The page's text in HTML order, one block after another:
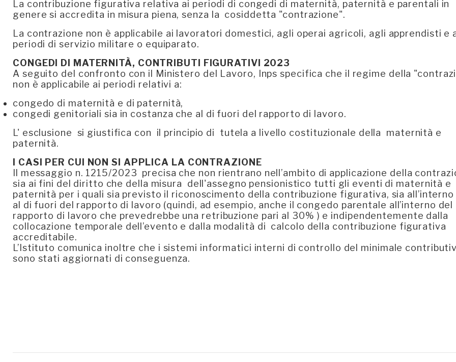
La contribuzione figurativa relativa ai periodi di congedi di maternità, paternità e parentali in
genere si accredita in misura piena, senza la cosiddetta "contrazione".
La contrazione non è applicabile ai lavoratori domestici, agli operai agricoli, agli apprendisti e
periodi di servizio militare o equiparato.
CONGEDI DI MATERNITÀ, CONTRIBUTI FIGURATIVI 2023
A seguito del confronto con il Ministero del Lavoro, Inps specifica che il regime della
non è applicabile ai periodi relativi a:
congedo di maternità e di paternità,
congedi genitoriali sia in costanza che al di fuori del rapporto di lavoro.
L' esclusione si giustifica con il principio di tutela a livello costituzionale della maternità e
paternità.
I CASI PER CUI NON SI APPLICA LA CONTRAZIONE
Il messaggio n. 1215/2023 precisa che non rientrano nell’ambito di applicazione della
sia ai fini del diritto che della misura dell'assegno pensionistico tutti gli eventi di maternità e
paternità per i quali sia previsto il riconoscimento della contribuzione figurativa, sia all’interno
al di fuori del rapporto di lavoro (quindi, ad esempio, anche il congedo parentale all’interno del
rapporto di lavoro che prevedrebbe una retribuzione pari al 30% ) e indipendentemente dalla
collocazione temporale dell’evento e dalla modalità di calcolo della contribuzione figurativa
accreditabile.
L’Istituto comunica inoltre che i sistemi informatici interni di controllo del minimale
sono stati aggiornati di conseguenza.